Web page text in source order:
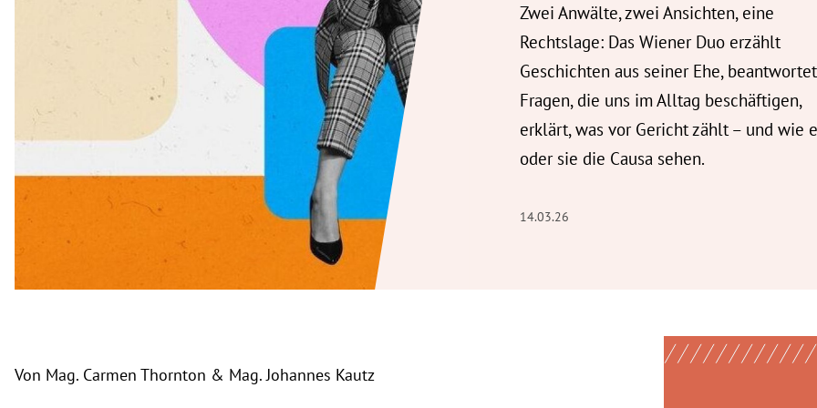
Untermenü
Untermenü
Untermenü
Untermenü
Untermenü
Zwei Anwälte, zwei Ansichten, eine
Rechtslage: Das Wiener Duo erzählt
Geschichten aus seiner Ehe, beantwortet
Fragen, die uns im Alltag beschäftigen,
erklärt, was vor Gericht zählt – und wie
oder sie die Causa sehen.
14.03.26
Von Mag. Carmen Thornton & Mag. Johannes Kautz